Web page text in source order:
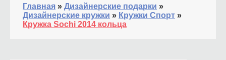
Главная » Дизайнерские подарки »
Дизайнерские кружки » Кружки Спорт »
Кружка Sochi 2014 кольца